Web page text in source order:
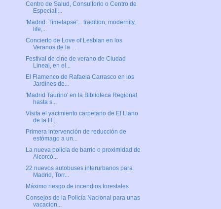
Centro de Salud, Consultorio o Centro de
Especiali...
'Madrid. Timelapse'... tradition, modernity,
life,...
Concierto de Love of Lesbian en los
Veranos de la ...
Festival de cine de verano de Ciudad
Lineal, en el...
El Flamenco de Rafaela Carrasco en los
Jardines de...
'Madrid Taurino' en la Biblioteca Regional
hasta s...
Visita el yacimiento carpetano de El Llano
de la H...
Primera intervención de reducción de
estómago a un...
La nueva policía de barrio o proximidad de
Alcorcó...
22 nuevos autobuses interurbanos para
Madrid, Torr...
Máximo riesgo de incendios forestales
Consejos de la Policía Nacional para unas
vacacion...